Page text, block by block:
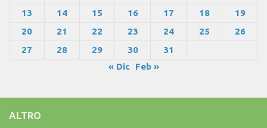
13
14 15 16 17 18
19
20
21 22 23 24 25
26
27
28 29 30
31
« Dic
Feb »
ALTRO